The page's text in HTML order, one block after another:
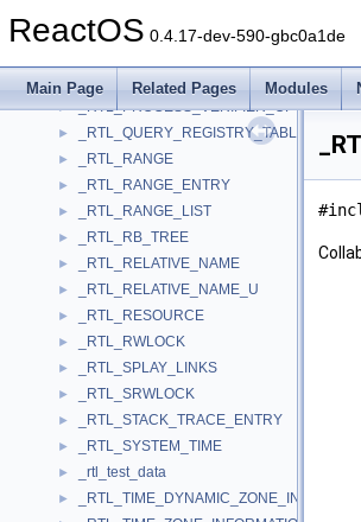
ReactOS 0.4.17-dev-590-gbc0a1de
Main Page Related Pages Modules
► _RTL_PROCESS_MODULE_INFORMATION
► _RTL_PROCESS_MODULES
► _RTL_PROCESS_VERIFIER_OPTIONS
► _RTL_QUERY_REGISTRY_TABLE
► _RTL_RANGE
► _RTL_RANGE_ENTRY
► _RTL_RANGE_LIST
► _RTL_RB_TREE
► _RTL_RELATIVE_NAME
► _RTL_RELATIVE_NAME_U
► _RTL_RESOURCE
► _RTL_RWLOCK
► _RTL_SPLAY_LINKS
► _RTL_SRWLOCK
► _RTL_STACK_TRACE_ENTRY
► _RTL_SYSTEM_TIME
► _rtl_test_data
►